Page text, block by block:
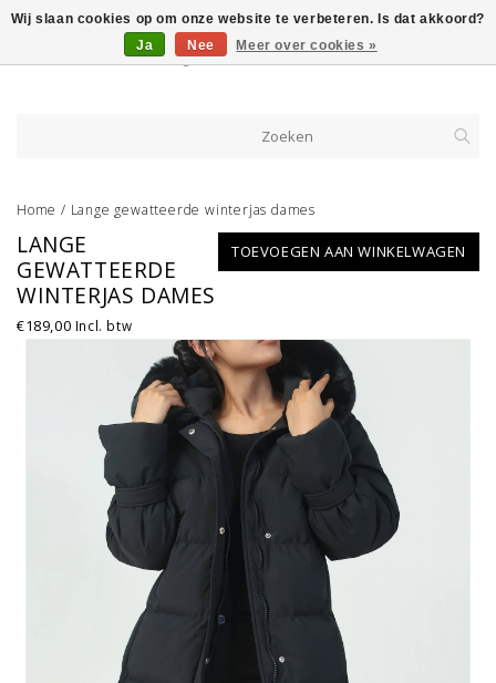
Home / Lange gewatteerde winterjas dames
TOEVOEGEN AAN WINKELWAGEN
LANGE
GEWATTEERDE
WINTERJAS DAMES
€189,00 Incl. btw
Wij slaan cookies op om onze website te verbeteren. Is dat akkoord?
Ja
Nee Meer over cookies »